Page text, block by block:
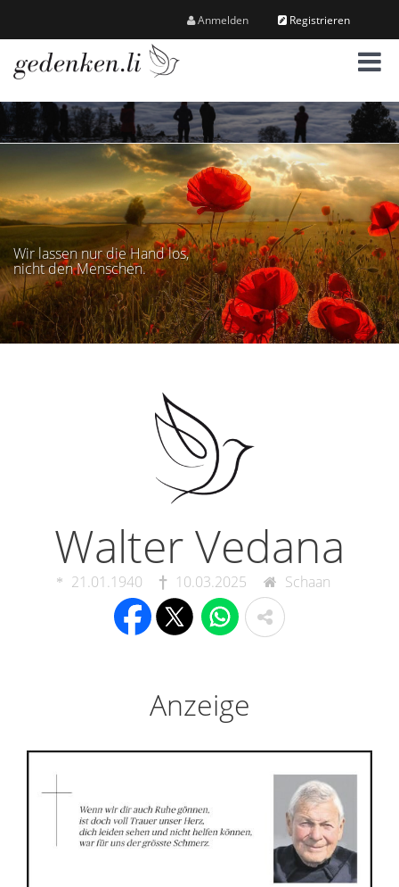
Anmelden Registrieren
M
e
n
ü
Wir lassen nur die Hand los,
nicht den Menschen.
Walter Vedana
21.01.1940 10.03.2025 Schaan
Anzeige